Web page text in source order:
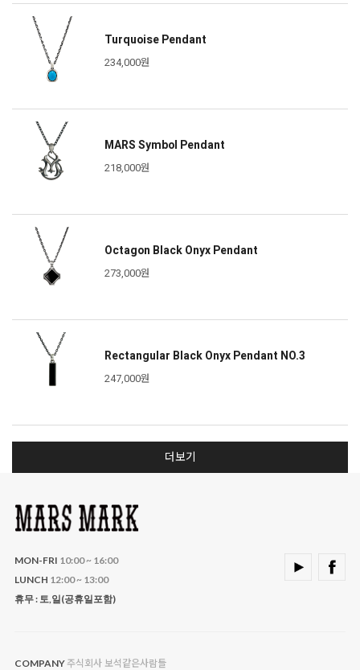
Turquoise Pendant
234,000원
MARS Symbol Pendant
218,000원
Octagon Black Onyx Pendant
273,000원
Rectangular Black Onyx Pendant NO.3
247,000원
더보기
MON-FRI 10:00 ~ 16:00
LUNCH 12:00 ~ 13:00
휴무 : 토,일(공휴일포함)
COMPANY 주식회사 보석같은사람들